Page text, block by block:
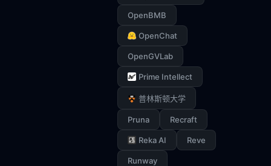
OpenBMB
OpenChat
OpenGVLab
Prime Intellect
普林斯顿大学
Pruna Recraft
Reka AI Reve
Runway